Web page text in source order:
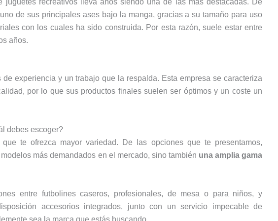
de sus principales ases bajo la manga, gracias a su tamaño para uso
con los cuales ha sido construida. Por esta razón, suele estar entre
años.
de experiencia y un trabajo que la respalda. Esta empresa se caracteriza
por lo que sus productos finales suelen ser óptimos y un coste un
debes escoger?
te ofrezca mayor variedad. De las opciones que te presentamos,
más demandados en el mercado, sino también una amplia gama
entre futbolines caseros, profesionales, de mesa o para niños, y
accesorios integrados, junto con un servicio impecable de
sea la marca que estás buscando.